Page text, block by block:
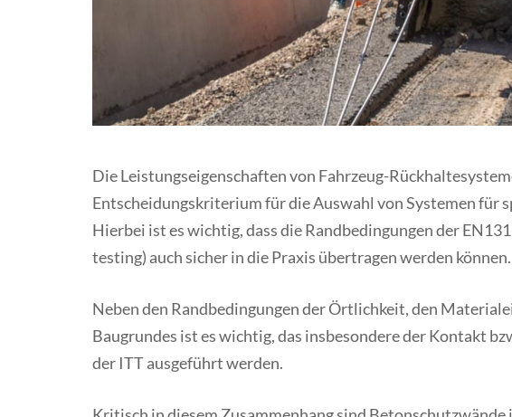
Die Leistungseigenschaften von Fahrzeug-
Entscheidungskriterium für die Auswahl von Systemen für
Hierbei ist es wichtig, dass die Randbedingungen der
testing) auch sicher in die Praxis übertragen werden können.
Neben den Randbedingungen der Örtlichkeit, den
Baugrundes ist es wichtig, das insbesondere der Kontakt
der ITT ausgeführt werden.